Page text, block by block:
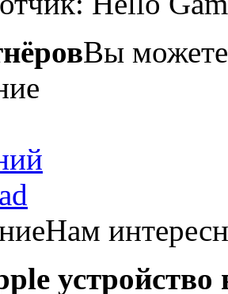
Вы можете
Нам
устройство